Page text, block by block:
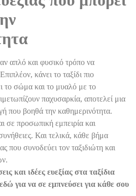
απλό και φυσικό τρόπο να
κάνει το ταξίδι πιο
το σώμα και το μυαλό με το
παχυσαρκία, αποτελεί μια
που βοηθά την καθημερινότητα.
σε προσωπική εμπειρία και
Και τελικά, κάθε βήμα
που συνοδεύει τον ταξιδιώτη και
και ιδέες ευεξίας στα ταξίδια
εδώ για να σε εμπνεύσει για κάθε σου